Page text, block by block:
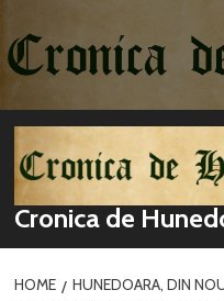
la
conținut
Cronica de
HOME
HUNEDOARA, DIN